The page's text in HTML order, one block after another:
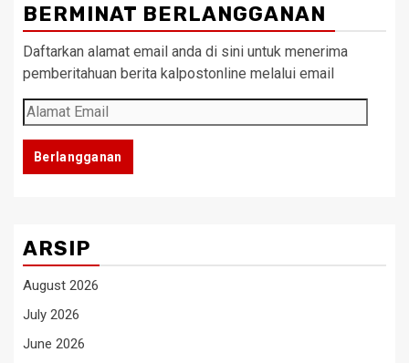
BERMINAT BERLANGGANAN
Daftarkan alamat email anda di sini untuk menerima
pemberitahuan berita kalpostonline melalui email
Alamat
Email
Berlangganan
ARSIP
August 2026
July 2026
June 2026